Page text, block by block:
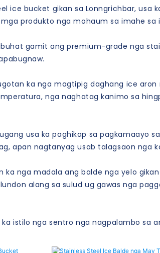
bucket gikan sa Lonngrichbar, usa
produkto nga mohaum sa imahe sa
gamit ang premium-grade nga
ka nga magtipig daghang ice
nga naghatag kanimo sa
usa ka paghikap sa pagkamaayo
apan nagtanyag usab talagsaon nga
nga madala ang balde nga yelo
alang sa sulud ug gawas nga
istilo nga sentro nga nagpalambo sa